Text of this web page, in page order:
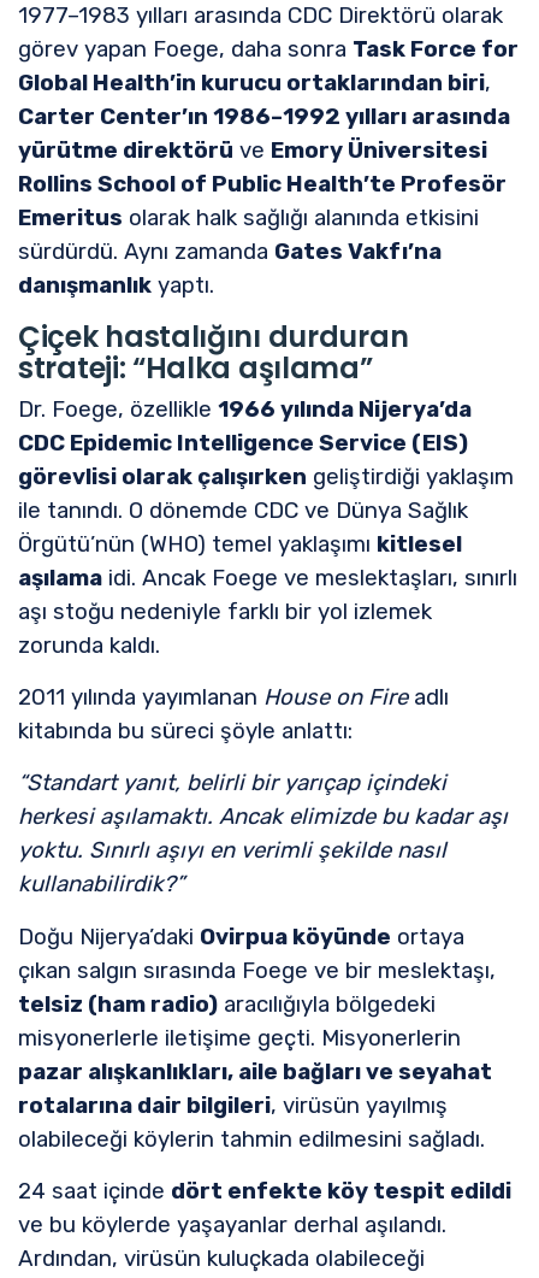
1977–1983 yılları arasında CDC Direktörü olarak
görev yapan Foege, daha sonra Task Force for
Global Health’in kurucu ortaklarından biri,
Carter Center’ın 1986–1992 yılları arasında
yürütme direktörü ve Emory Üniversitesi
Rollins School of Public Health’te Profesör
Emeritus olarak halk sağlığı alanında etkisini
sürdürdü. Aynı zamanda Gates Vakfı’na
danışmanlık yaptı.
Çiçek hastalığını durduran
strateji: “Halka aşılama”
Dr. Foege, özellikle 1966 yılında Nijerya’da
CDC Epidemic Intelligence Service (EIS)
görevlisi olarak çalışırken geliştirdiği yaklaşım
ile tanındı. O dönemde CDC ve Dünya Sağlık
Örgütü’nün (WHO) temel yaklaşımı kitlesel
aşılama idi. Ancak Foege ve meslektaşları, sınırlı
aşı stoğu nedeniyle farklı bir yol izlemek
zorunda kaldı.
2011 yılında yayımlanan House on Fireadlı
kitabında bu süreci şöyle anlattı:
“Standart yanıt, belirli bir yarıçap içindeki
herkesi aşılamaktı. Ancak elimizde bu kadar aşı
yoktu. Sınırlı aşıyı en verimli şekilde nasıl
kullanabilirdik?”
Doğu Nijerya’daki Ovirpua köyünde ortaya
çıkan salgın sırasında Foege ve bir meslektaşı,
telsiz (ham radio) aracılığıyla bölgedeki
misyonerlerle iletişime geçti. Misyonerlerin
pazar alışkanlıkları, aile bağları ve seyahat
rotalarına dair bilgileri, virüsün yayılmış
olabileceği köylerin tahmin edilmesini sağladı.
24 saat içinde dört enfekte köy tespit edildi
ve bu köylerde yaşayanlar derhal aşılandı.
Ardından, virüsün kuluçkada olabileceği